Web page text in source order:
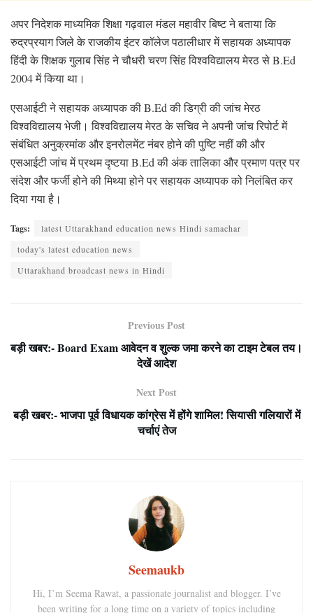
अपर निदेशक माध्यमिक शिक्षा गढ़वाल मंडल महावीर बिष्ट ने बताया कि
रुद्रप्रयाग जिले के राजकीय इंटर कॉलेज पठालीधार में सहायक अध्यापक
हिंदी के शिक्षक गुलाब सिंह ने चौधरी चरण सिंह विश्वविद्यालय मेरठ से B.Ed
2004 में किया था।
एसआईटी ने सहायक अध्यापक की B.Ed की डिग्री की जांच मेरठ
विश्वविद्यालय भेजी। विश्वविद्यालय मेरठ के सचिव ने अपनी जांच रिपोर्ट में
संबंधित अनुक्रमांक और इनरोलमेंट नंबर होने की पुष्टि नहीं की और
एसआईटी जांच में प्रथम दृष्टया B.Ed की अंक तालिका और प्रमाण पत्र पर
संदेश और फर्जी होने की मिथ्या होने पर सहायक अध्यापक को निलंबित कर
दिया गया है।
Tags:
latest Uttarakhand education news Hindi samachar
today's latest education news
Uttarakhand broadcast news in Hindi
Previous Post
बड़ी खबर:- Board Exam आवेदन व शुल्क जमा करने का टाइम टेबल तय।
देखें आदेश
Next Post
बड़ी खबर:- भाजपा पूर्व विधायक कांग्रेस में होंगे शामिल! सियासी गलियारों में
चर्चाएं तेज
Seemaukb
Hi, I’m Seema Rawat, a passionate journalist and blogger. I’ve
been writing for a long time on a variety of topics including